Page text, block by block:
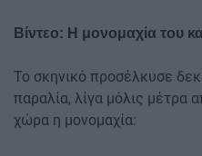
Βίντεο: Η μονομαχία του
Το σκηνικό προσέλκυσε
παραλία, λίγα μόλις μέτρα
χώρα η μονομαχία: